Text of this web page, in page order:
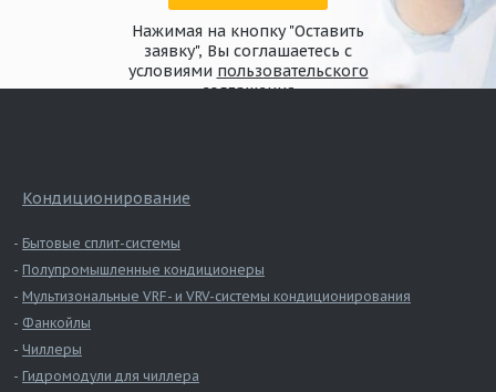
Схема конструкции дымового клапана
канального исполнения КЛАД-2 с
реверсивным/электромагнитным приводом
Нажимая на кнопку "Оставить
заявку", Вы соглашаетесь с
условиями пользовательского
соглашения
Кондиционирование
Бытовые сплит-системы
Полупромышленные кондиционеры
Мультизональные VRF- и VRV-системы кондиционирования
Фанкойлы
Чиллеры
Гидромодули для чиллера